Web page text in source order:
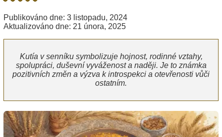
Publikováno dne: 3 listopadu, 2024
Aktualizováno dne: 21 února, 2025
Kutía v senníku symbolizuje hojnost, rodinné vztahy,
spolupráci, duševní vyváženost a naději. Je to známka
pozitivních změn a výzva k introspekci a otevřenosti vůči
ostatním.